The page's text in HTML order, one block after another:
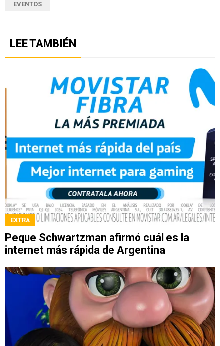
EVENTOS
LEE TAMBIÉN
EXTRA
Peque Schwartzman afirmó cuál es la
internet más rápida de Argentina